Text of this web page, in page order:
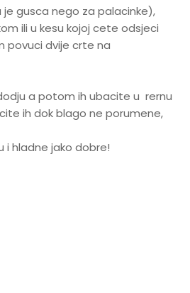
gusca nego za palacinke),
ili u kesu kojoj cete odsjeci
povuci dvije crte na
a potom ih ubacite u rernu
ih dok blago ne porumene,
i hladne jako dobre!